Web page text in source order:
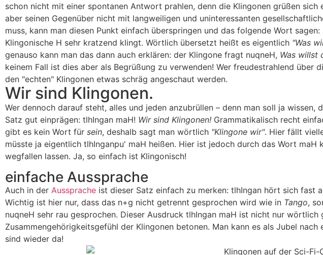
schon nicht mit einer spontanen Antwort prahlen, denn die Klingonen grüßen
aber seinen Gegenüber nicht mit langweiligen und uninteressanten
muss, kann man diesen Punkt einfach überspringen und das folgende Wort sagen:
Klingonische H sehr kratzend klingt. Wörtlich übersetzt heißt es eigentlich "Was
genauso kann man das dann auch erklären: der Klingone fragt nuqneH, Was willst
keinem Fall ist dies aber als Begrüßung zu verwenden! Wer freudestrahlend über
den "echten" Klingonen etwas schräg angeschaut werden.
Wir sind Klingonen.
Wer dennoch darauf steht, alles und jeden anzubrüllen – denn man soll ja
Satz gut einprägen: tlhIngan maH! Wir sind Klingonen! Grammatikalisch recht
gibt es kein Wort für sein, deshalb sagt man wörtlich "Klingone wir". Hier fällt
müsste ja eigentlich tlhInganpu' maH heißen. Hier ist jedoch durch das Wort maH
wegfallen lassen. Ja, so einfach ist Klingonisch!
einfache Aussprache
Auch in der Aussprache ist dieser Satz einfach zu merken: tlhIngan hört sich fast
Wichtig ist hier nur, dass das n+g nicht getrennt gesprochen wird wie in Tango,
nuqneH sehr rau gesprochen. Dieser Ausdruck tlhIngan maH ist nicht nur wörtlich
Zusammen­gehörig­keits­gefühl der Klingonen betonen. Man kann es als Jubel
sind wieder da!